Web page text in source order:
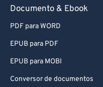
Documento & Ebook
PDF para WORD
EPUB para PDF
EPUB para MOBI
Conversor de documentos